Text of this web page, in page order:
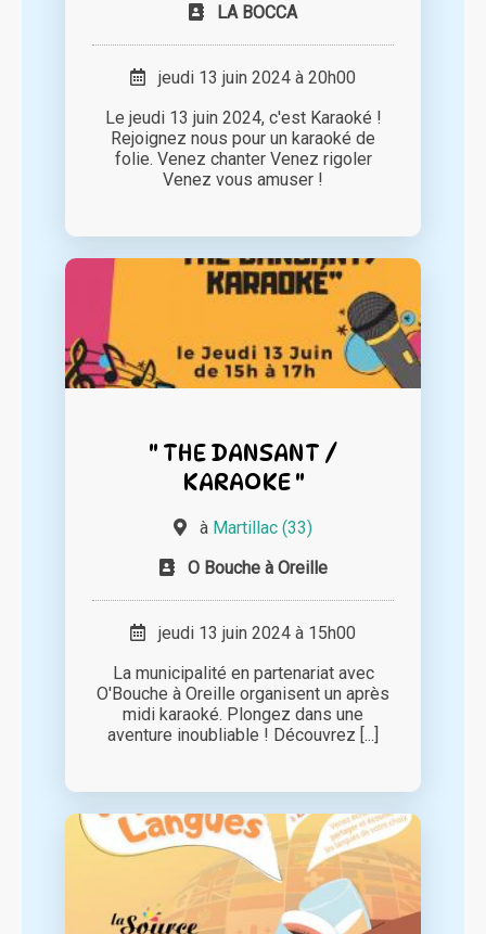
LA BOCCA
jeudi 13 juin 2024 à 20h00
Le jeudi 13 juin 2024, c'est Karaoké !
Rejoignez nous pour un karaoké de
folie. Venez chanter Venez rigoler
Venez vous amuser !
" THE DANSANT /
KARAOKE "
à Martillac (33)
O Bouche à Oreille
jeudi 13 juin 2024 à 15h00
La municipalité en partenariat avec
O'Bouche à Oreille organisent un après
midi karaoké. Plongez dans une
aventure inoubliable ! Découvrez [...]